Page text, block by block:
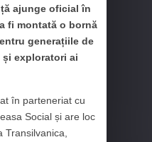
ajunge oficial în
fi montată o bornă
generațiile de
exploratori ai
în parteneriat cu
Social și are loc